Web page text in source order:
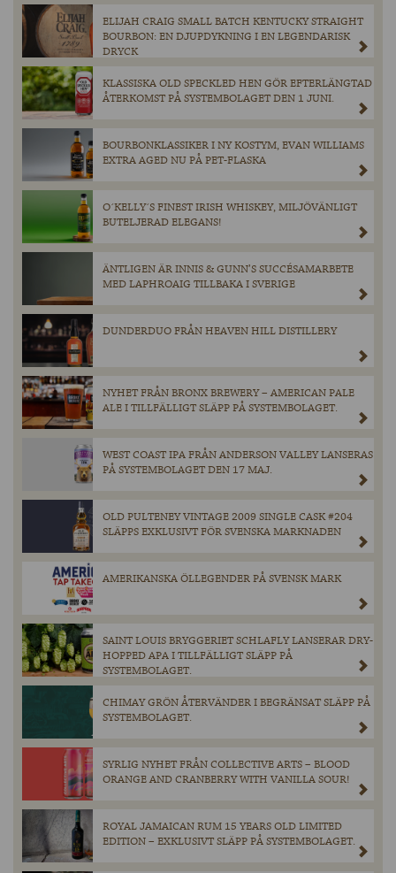
ELIJAH CRAIG SMALL BATCH KENTUCKY STRAIGHT
BOURBON: EN DJUPDYKNING I EN LEGENDARISK
DRYCK
KLASSISKA OLD SPECKLED HEN GÖR EFTERLÄNGTAD
ÅTERKOMST PÅ SYSTEMBOLAGET DEN 1 JUNI.
BOURBONKLASSIKER I NY KOSTYM, EVAN WILLIAMS
EXTRA AGED NU PÅ PET-FLASKA
O´KELLY´S FINEST IRISH WHISKEY, MILJÖVÄNLIGT
BUTELJERAD ELEGANS!
ÄNTLIGEN ÄR INNIS & GUNN’S SUCCÉSAMARBETE
MED LAPHROAIG TILLBAKA I SVERIGE
DUNDERDUO FRÅN HEAVEN HILL DISTILLERY
NYHET FRÅN BRONX BREWERY – AMERICAN PALE
ALE I TILLFÄLLIGT SLÄPP PÅ SYSTEMBOLAGET.
WEST COAST IPA FRÅN ANDERSON VALLEY LANSERAS
PÅ SYSTEMBOLAGET DEN 17 MAJ.
OLD PULTENEY VINTAGE 2009 SINGLE CASK #204
SLÄPPS EXKLUSIVT FÖR SVENSKA MARKNADEN
AMERIKANSKA ÖLLEGENDER PÅ SVENSK MARK
SAINT LOUIS BRYGGERIET SCHLAFLY LANSERAR DRY-
HOPPED APA I TILLFÄLLIGT SLÄPP PÅ
SYSTEMBOLAGET.
CHIMAY GRÖN ÅTERVÄNDER I BEGRÄNSAT SLÄPP PÅ
SYSTEMBOLAGET.
SYRLIG NYHET FRÅN COLLECTIVE ARTS – BLOOD
ORANGE AND CRANBERRY WITH VANILLA SOUR!
ROYAL JAMAICAN RUM 15 YEARS OLD LIMITED
EDITION – EXKLUSIVT SLÄPP PÅ SYSTEMBOLAGET.